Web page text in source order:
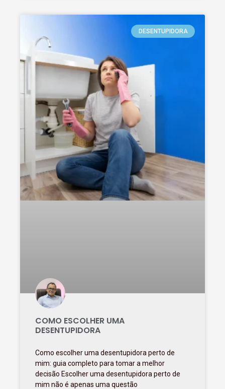
DESENTUPIDORA
COMO ESCOLHER UMA
DESENTUPIDORA
Como escolher uma desentupidora perto de
mim: guia completo para tomar a melhor
decisão Escolher uma desentupidora perto de
mim não é apenas uma questão